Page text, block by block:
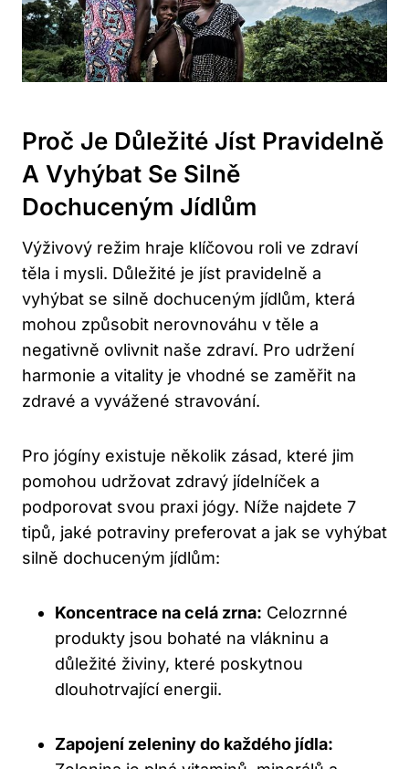
Proč Je Důležité Jíst Pravidelně
A Vyhýbat Se Silně
Dochuceným Jídlům
Výživový režim hraje klíčovou roli ve zdraví
těla i mysli. Důležité je jíst pravidelně a
vyhýbat se silně dochuceným jídlům, která
mohou způsobit nerovnováhu v těle a
negativně ovlivnit naše zdraví. Pro udržení
harmonie a vitality je vhodné se zaměřit na
zdravé a vyvážené stravování.
Pro jógíny existuje několik zásad, které jim
pomohou udržovat zdravý jídelníček a
podporovat svou praxi jógy. Níže najdete 7
tipů, jaké potraviny preferovat a jak se vyhýbat
silně dochuceným jídlům:
Koncentrace na celá zrna: Celozrnné
produkty jsou bohaté na vlákninu a
důležité živiny, které poskytnou
dlouhotrvající energii.
Zapojení zeleniny do každého jídla: